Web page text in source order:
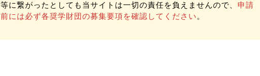
等に繋がったとしても当サイトは一切の責任を負えませんので、 申請
前には必ず各奨学財団の募集要項を確認してください 。